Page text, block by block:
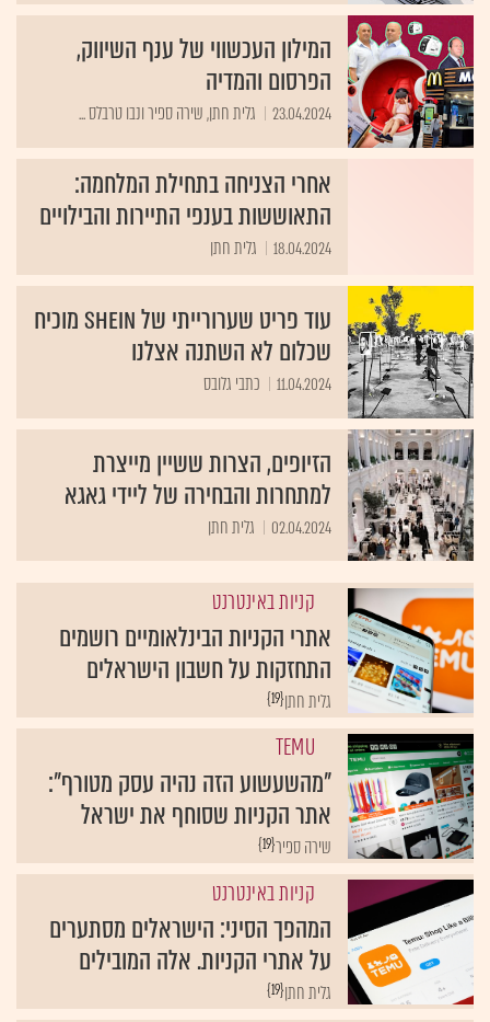
המילון העכשווי של ענף השיווק,
הפרסום והמדיה
23.04.2024 גלית חתן, שירה ספיר ונבו טרבלס ...
אחרי הצניחה בתחילת המלחמה:
התאוששות בענפי התיירות והבילויים
18.04.2024 גלית חתן
עוד פריט שערורייתי של SHEIN מוכיח
שכלום לא השתנה אצלנו
11.04.2024 כתבי גלובס
הזיופים, הצרות ששיין מייצרת
למתחרות והבחירה של ליידי גאגא
02.04.2024 גלית חתן
קניות באינטרנט
אתרי הקניות הבינלאומיים רושמים
התחזקות על חשבון הישראלים
{19}גלית חתן
TEMU
"מהשעשוע הזה נהיה עסק מטורף":
אתר הקניות שסוחף את ישראל
{19}שירה ספיר
קניות באינטרנט
המהפך הסיני: הישראלים מסתערים
על אתרי הקניות. אלה המובילים
{19}גלית חתן